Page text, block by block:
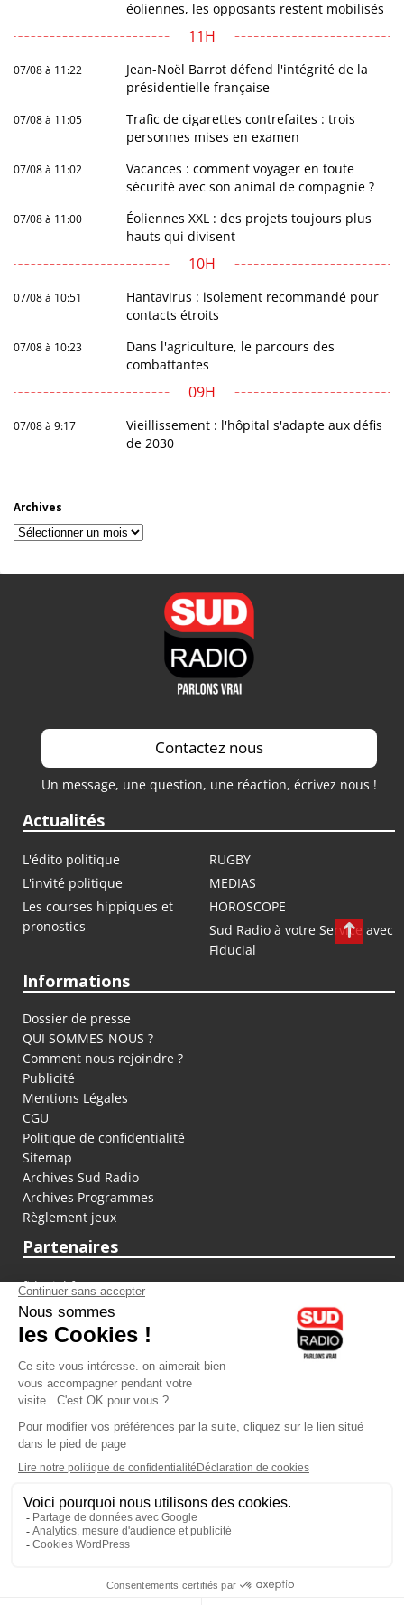
éoliennes, les opposants restent mobilisés
11H
07/08 à 11:22
Jean-Noël Barrot défend l'intégrité de la
présidentielle française
07/08 à 11:05
Trafic de cigarettes contrefaites : trois
personnes mises en examen
07/08 à 11:02
Vacances : comment voyager en toute
sécurité avec son animal de compagnie ?
07/08 à 11:00
Éoliennes XXL : des projets toujours plus
hauts qui divisent
10H
07/08 à 10:51
Hantavirus : isolement recommandé pour
contacts étroits
07/08 à 10:23
Dans l'agriculture, le parcours des
combattantes
09H
07/08 à 9:17
Vieillissement : l'hôpital s'adapte aux défis
de 2030
Archives
Archives
Contactez nous
Un message, une question, une réaction, écrivez nous !
Actualités
L'édito politique
RUGBY
L'invité politique
MEDIAS
Les courses hippiques et
pronostics
HOROSCOPE
Sud Radio à votre Service avec
Fiducial
Informations
Dossier de presse
QUI SOMMES-NOUS ?
Comment nous rejoindre ?
Publicité
Mentions Légales
CGU
Politique de confidentialité
Sitemap
Archives Sud Radio
Archives Programmes
Règlement jeux
Partenaires
fiducial.fr
lyoncapitale.fr
olympique-et-lyonnais.com
L'application Iphone / Android
Téléchargez l'application
Les cookies
Gestion des cookies
Crédit photos : ©Sud Radio / Pierre Olivier